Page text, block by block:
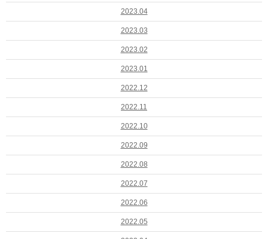
2023.04
2023.03
2023.02
2023.01
2022.12
2022.11
2022.10
2022.09
2022.08
2022.07
2022.06
2022.05